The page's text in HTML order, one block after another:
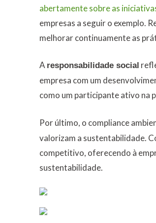
abertamente sobre as
empresas a seguir o exemplo.
melhorar continuamente as
A responsabilidade social
empresa com um
como um participante ativo na
Por último, o compliance
valorizam a sustentabilidade.
competitivo, oferecendo à
sustentabilidade.